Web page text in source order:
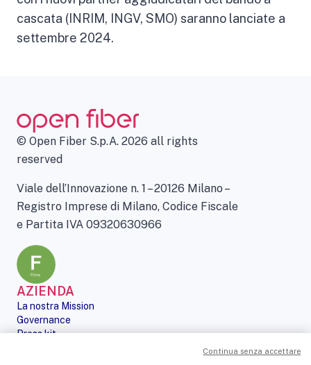
cascata (INRIM, INGV, SMO) saranno lanciate a
settembre 2024.
© Open Fiber S.p.A. 2026 all rights
reserved
Viale dell’Innovazione n. 1 – 20126 Milano –
Registro Imprese di Milano, Codice Fiscale
e Partita IVA 09320630966
AZIENDA
La nostra Mission
Governance
Press kit
Continua senza accettare